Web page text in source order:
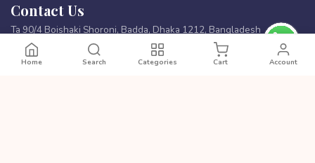
Contact Us
Ta 90/4 Boishaki Shoroni, Badda, Dhaka 1212, Bangladesh
Phone:
8801972277444
Home Search Categories Cart Account